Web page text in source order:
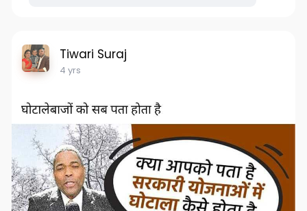
Tiwari Suraj
4 yrs